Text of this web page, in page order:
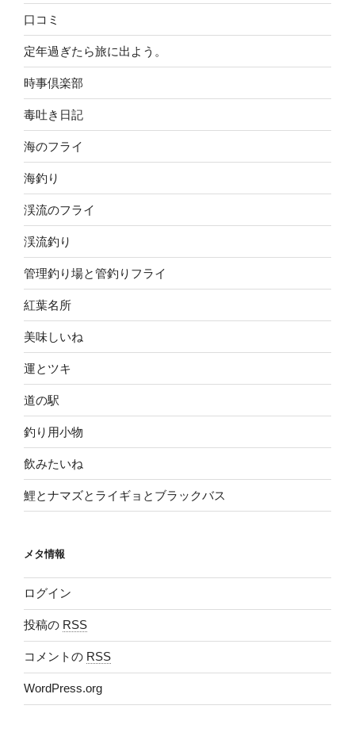
口コミ
定年過ぎたら旅に出よう。
時事倶楽部
毒吐き日記
海のフライ
海釣り
渓流のフライ
渓流釣り
管理釣り場と管釣りフライ
紅葉名所
美味しいね
運とツキ
道の駅
釣り用小物
飲みたいね
鯉とナマズとライギョとブラックバス
メタ情報
ログイン
投稿の RSS
コメントの RSS
WordPress.org